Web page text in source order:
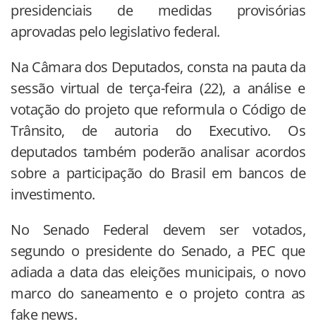
presidenciais de medidas provisórias
aprovadas pelo legislativo federal.
Na Câmara dos Deputados, consta na pauta da
sessão virtual de terça-feira (22), a análise e
votação do projeto que reformula o Código de
Trânsito, de autoria do Executivo. Os
deputados também poderão analisar acordos
sobre a participação do Brasil em bancos de
investimento.
No Senado Federal devem ser votados,
segundo o presidente do Senado, a PEC que
adiada a data das eleições municipais, o novo
marco do saneamento e o projeto contra as
fake news.